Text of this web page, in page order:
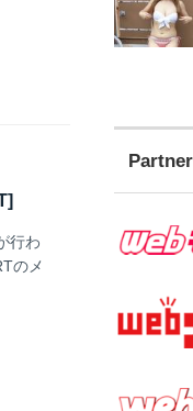
行わ
のメ